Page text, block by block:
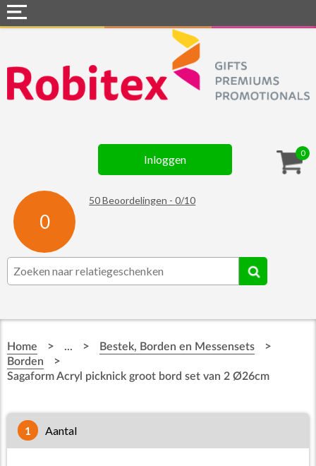
0
Inloggen
0
50Beoordelingen -0/10
Webshops
Snel naar »
Assortiment
Contact
☆ Prijsknallers ☆
Home > ... > Bestek, Borden en Messensets >
Borden >
Sagaform Acryl picknick groot bord set van 2 Ø26cm
1 aantal